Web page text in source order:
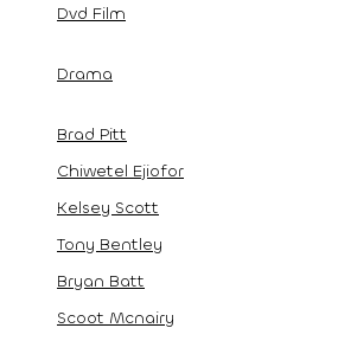
Dvd Film
Drama
Brad Pitt
Chiwetel Ejiofor
Kelsey Scott
Tony Bentley
Bryan Batt
Scoot Mcnairy